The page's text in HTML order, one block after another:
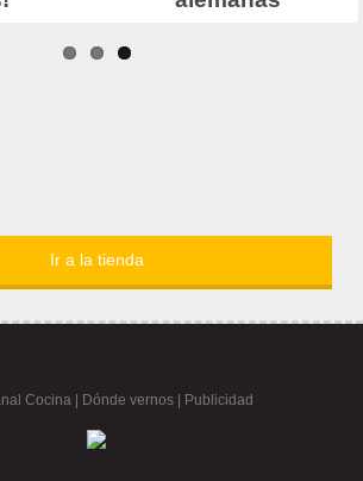
Ir a la tienda
Cocina Dónde vernos | Publicidad